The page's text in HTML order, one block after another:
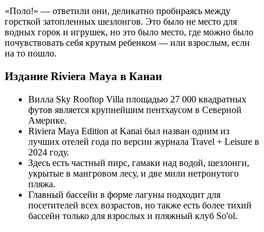
«Поло!» — ответили они, деликатно пробираясь между
горсткой затопленных шезлонгов. Это было не место для
водных горок и игрушек, но это было место, где можно было
почувствовать себя крутым ребенком — или взрослым, если
на то пошло.
Издание Riviera Maya в Канаи
Вилла Sky Rooftop Villa площадью 27 000 квадратных
футов является крупнейшим пентхаусом в Северной
Америке.
Riviera Maya Edition at Kanai был назван одним из
лучших отелей года по версии журнала Travel + Leisure в
2024 году.
Здесь есть частный пирс, гамаки над водой, шезлонги,
укрытые в мангровом лесу, и две мили нетронутого
пляжа.
Главный бассейн в форме лагуны подходит для
посетителей всех возрастов, но также есть более тихий
бассейн только для взрослых и пляжный клуб So'ol.